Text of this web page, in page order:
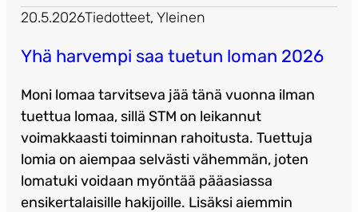
20.5.2026Tiedotteet, Yleinen
Yhä harvempi saa tuetun loman 2026
Moni lomaa tarvitseva jää tänä vuonna ilman
tuettua lomaa, sillä STM on leikannut
voimakkaasti toiminnan rahoitusta. Tuettuja
lomia on aiempaa selvästi vähemmän, joten
lomatuki voidaan myöntää pääasiassa
ensikertalaisille hakijoille. Lisäksi aiemmin